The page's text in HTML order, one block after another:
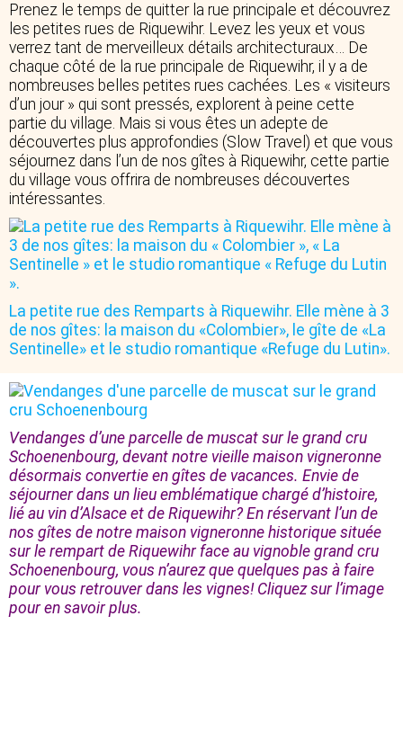
Prenez le temps de quitter la rue principale et découvrez
les petites rues de Riquewihr. Levez les yeux et vous
verrez tant de merveilleux détails architecturaux… De
chaque côté de la rue principale de Riquewihr, il y a de
nombreuses belles petites rues cachées. Les « visiteurs
d’un jour » qui sont pressés, explorent à peine cette
partie du village. Mais si vous êtes un adepte de
découvertes plus approfondies (Slow Travel) et que vous
séjournez dans l’un de nos gîtes à Riquewihr, cette partie
du village vous offrira de nombreuses découvertes
intéressantes.
La petite rue des Remparts à Riquewihr. Elle mène à 3
de nos gîtes: la maison du «Colombier», le gîte de «La
Sentinelle» et le studio romantique «Refuge du Lutin».
Vendanges d’une parcelle de muscat sur le grand cru
Schoenenbourg, devant notre vieille maison vigneronne
désormais convertie en gîtes de vacances. Envie de
séjourner dans un lieu emblématique chargé d’histoire,
lié au vin d’Alsace et de Riquewihr? En réservant l’un de
nos gîtes de notre maison vigneronne historique située
sur le rempart de Riquewihr face au vignoble grand cru
Schoenenbourg, vous n’aurez que quelques pas à faire
pour vous retrouver dans les vignes! Cliquez sur l’image
pour en savoir plus.